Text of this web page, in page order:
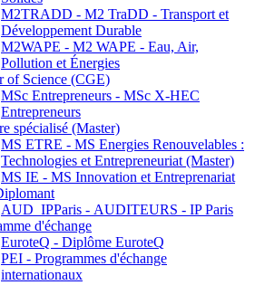
M2TRADD - M2 TraDD - Transport et
Développement Durable
M2WAPE - M2 WAPE - Eau, Air,
Pollution et Énergies
of Science (CGE)
MSc Entrepreneurs - MSc X-HEC
Entrepreneurs
spécialisé (Master)
MS ETRE - MS Energies Renouvelables :
Technologies et Entrepreneuriat (Master)
MS IE - MS Innovation et Entreprenariat
AUD_IPParis - AUDITEURS - IP Paris
d'échange
EuroteQ - Diplôme EuroteQ
PEI - Programmes d'échange
internationaux